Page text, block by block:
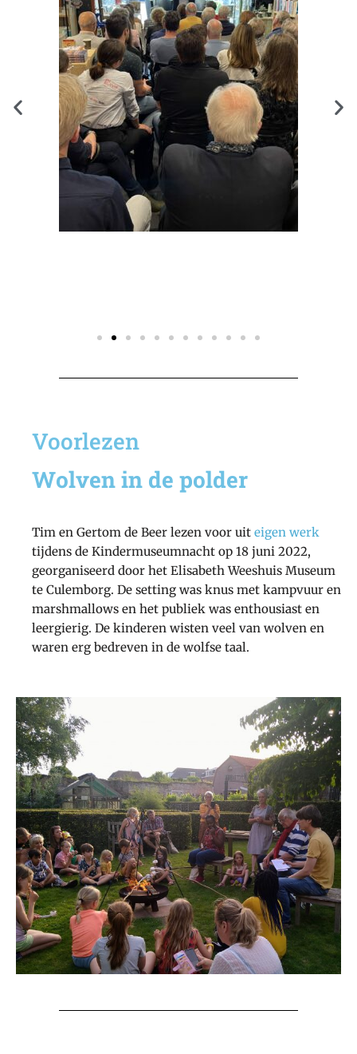
Voorlezen
Wolven in de polder
Tim en Gertom de Beer lezen voor uit eigen werk
tijdens de Kindermuseumnacht op 18 juni 2022,
georganiseerd door het Elisabeth Weeshuis Museum
te Culemborg. De setting was knus met kampvuur en
marshmallows en het publiek was enthousiast en
leergierig. De kinderen wisten veel van wolven en
waren erg bedreven in de wolfse taal.